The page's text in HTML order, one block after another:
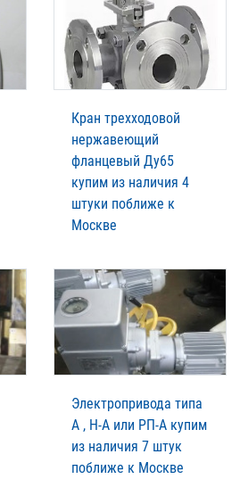
Кран трехходовой
нержавеющий
фланцевый Ду65
купим из наличия 4
штуки поближе к
Москве
Электропривода типа
А , Н-А или РП-А купим
из наличия 7 штук
поближе к Москве